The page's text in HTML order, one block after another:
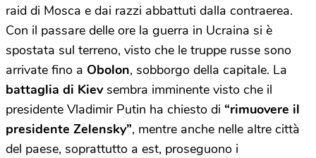
raid di Mosca e dai razzi abbattuti dalla contraerea.
Con il passare delle ore la guerra in Ucraina si è
spostata sul terreno, visto che le truppe russe sono
arrivate fino a Obolon, sobborgo della capitale. La
battaglia di Kievsembra imminente visto che il
presidente Vladimir Putin ha chiesto di “rimuovere il
presidente Zelensky”, mentre anche nelle altre città
del paese, soprattutto a est, proseguono i